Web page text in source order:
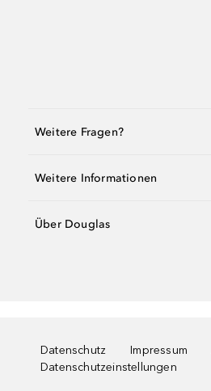
Weitere Fragen?
Weitere Informationen
Über Douglas
Datenschutz Impressum
Datenschutzeinstellungen